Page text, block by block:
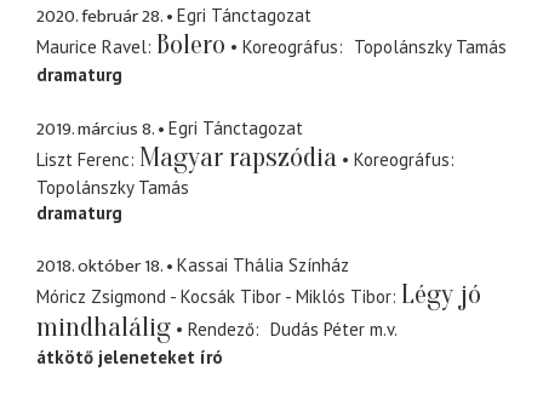
2020. február 28.
Egri Tánctagozat
Maurice Ravel Bolero Koreográfus
Topolánszky Tamás
dramaturg
2019. március 8.
Egri Tánctagozat
Liszt Ferenc Magyar rapszódia
Koreográfus
Topolánszky Tamás
dramaturg
2018. október 18.
Kassai Thália Színház
Móricz Zsigmond - Kocsák Tibor - Miklós Tibor Légy jó
mindhalálig
Rendező Dudás Péter m.v.
átkötő jeleneteket író